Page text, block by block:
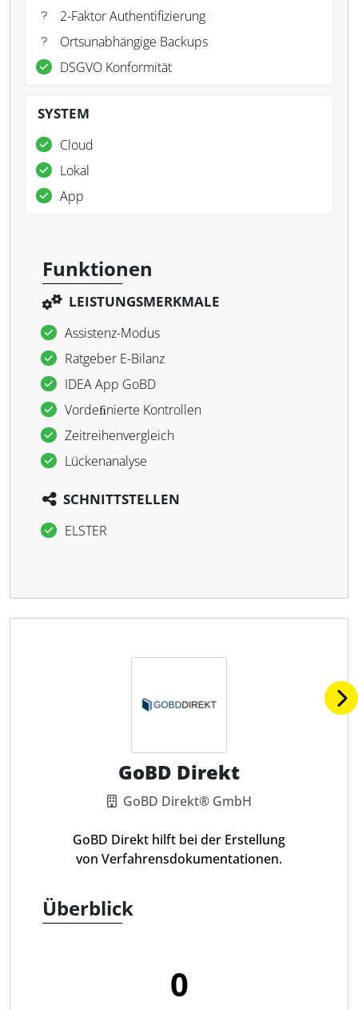
2-Faktor Authentifizierung
Ortsunabhängige Backups
DSGVO Konformität
SYSTEM
Cloud
Lokal
App
Funktionen
LEISTUNGSMERKMALE
Assistenz-Modus
Ratgeber E-Bilanz
IDEA App GoBD
Vordeﬁnierte Kontrollen
Zeitreihenvergleich
Lückenanalyse
SCHNITTSTELLEN
ELSTER
GoBD Direkt
GoBD Direkt® GmbH
GoBD Direkt hilft bei der Erstellung
von Verfahrensdokumentationen.
Überblick
0